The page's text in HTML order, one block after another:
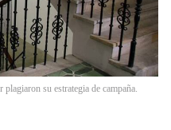
su estrategia de campaña.